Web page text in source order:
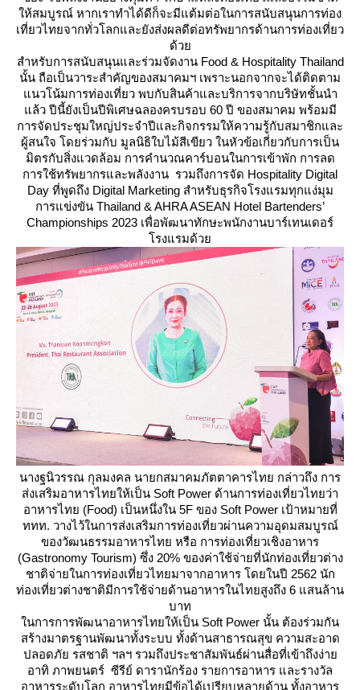
ห้สมบูรณ์ หากเราทำได้ดีก็จะมีแต้มต่อในการสนับสนุนการท่อง
เที่ยวไทยจากทั่วโลกและยังส่งผลดีต่อทรัพยากรด้านการท่องเที่ยว
ด้ว
สำหรับการสนับสนุนและร่วมจัดงาน Food & Hospitality Thailand
นั้น ถือเป็นวาระสำคัญของสมาคมฯ เพราะนอกจากจะได้ติดตาม
นวโน้มการท่องเที่ยว พบกับสินค้าและบริการจากบริษัทชั้นนำ
ล้ว ปีนี้ยังเป็นปีพิเศษฉลองครบรอบ 60 ปี ของสมาคม พร้อมมี
การจัดประชุมใหญ่ประจำปีและกิจกรรมให้ความรู้กับสมาชิกและ
ผู้สนใจ โดยร่วมกับ มูลนิธิใบไม้สีเขียว ในหัวข้อเกี่ยวกับการเป็น
มิตรกับสิ่งแวดล้อม การคำนวณคาร์บอนในการเข้าพัก การลด
การใช้ทรัพยากรและพลังงาน รวมถึงการจัด Hospitality Digital
Day ที่พูดถึง Digital Marketing สำหรับธุรกิจโรงแรมทุกแง่มุม
การแข่งขัน Thailand & AHRA ASEAN Hotel Bartenders’
Championships 2023 เพื่อพัฒนาทักษะพนักงานบาร์เทนเดอร์
รงแรมด้ว
นางฐนิวรรณ กุลมงคล นายกสมาคมภัตตาคารไทย กล่าวถึง การ
ส่งเสริมอาหารไทยให้เป็น Soft Power ด้านการท่องเที่ยวไทยว่า
อาหารไทย (Food) เป็นหนึ่งใน 5F ของ Soft Power เป้าหมายที่
ททท. วางไว้ในการส่งเสริมการท่องเที่ยวผ่านความอุดมสมบูรณ์
ของวัฒนธรรมอาหารไทย หรือ การท่องเที่ยวเชิงอาหาร
(Gastronomy Tourism) ซึ่ง 20% ของค่าใช้จ่ายที่นักท่องเที่ยวต่าง
ชาติจ่ายในการท่องเที่ยวไทยมาจากอาหาร โดยในปี 2562 นัก
ท่องเที่ยวต่างชาติมีการใช้จ่ายด้านอาหารในไทยสูงถึง 6 แสนล้าน
บาท
นการการพัฒนาอาหารไทยให้เป็น Soft Power นั้น ต้องร่วมกัน
สร้างมาตรฐานพัฒนาทั้งระบบ ทั้งด้านสาธารณสุข ความสะอาด
ปลอดภัย รสชาติ ฯลฯ รวมถึงประชาสัมพันธ์ผ่านสื่อที่เข้าถึงง่า
อาทิ ภาพยนตร์ ซีรีย์ ดารานักร้อง รายการอาหาร และรางวัล
อาหารระดับโลก อาหารไทยมีข้อได้เปรียบหลายด้าน ทั้งอาหาร